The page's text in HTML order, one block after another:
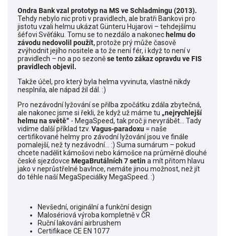
Ondra Bank vzal prototyp na MS ve Schladmingu (2013).
Tehdy nebylo nic proti v pravidlech, ale bratři Bankovi pro
jistotu vzali helmu ukázat Günteru Hujarovi – tehdejšímu
šéfovi Svěťáku. Tomu se to nezdálo a nakonec helmu do
závodu nedovolil použít,protože prý může časově
zvýhodnit jejího nositele a to že není fér, i když to není v
pravidlech – no a po sezoněse tento zákaz opravdu ve FIS
pravidlech objevil.
Takže účel, pro který byla helma vyvinuta, vlastně nikdy
nesplnila, ale nápad žil dál. :)
Pro nezávodní lyžování se přilba zpočátku zdála zbytečná,
ale nakonec jsme si řekli, že když už máme tu „nejrychlejší
helmu na světě“ - MegaSpeed, tak proč ji nevyrábět... Tady
vidíme další příklad tzv. Vagus-paradoxu = naše
certifikované helmy pro závodní lyžování jsou ve finále
pomalejší, než ty nezávodní... :) Suma sumárum – pokud
chcete nadělit kámošovi nebo kámošce na průměrně dlouhé
české sjezdovce MegaBrutálních 7 setina mít přitom hlavu
jako v neprůstřelné bavlnce, nemáte jinou možnost, než jít
do téhle naší MegaSpeciálky MegaSpeed. :)
Nevšední, originální a funkční design
Malosériová výroba kompletně v ČR
Ruční lakování airbrushem
Certifikace CE EN 1077